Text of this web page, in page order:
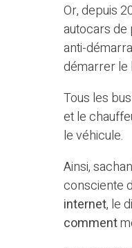
Or, depuis
autocars de
anti-
démarrer le
Tous les
et le
le véhicule.
Ainsi,
consciente
internet, le
comment